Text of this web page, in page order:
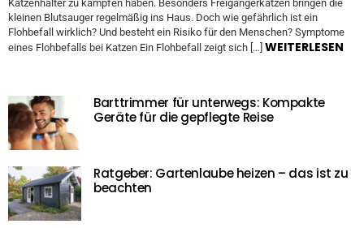
Katzenhalter zu kämpfen haben. Besonders Freigängerkatzen bringen die
kleinen Blutsauger regelmäßig ins Haus. Doch wie gefährlich ist ein
Flohbefall wirklich? Und besteht ein Risiko für den Menschen? Symptome
eines Flohbefalls bei Katzen Ein Flohbefall zeigt sich […] WEITERLESEN
Barttrimmer für unterwegs: Kompakte
Geräte für die gepflegte Reise
Ratgeber: Gartenlaube heizen – das ist zu
beachten